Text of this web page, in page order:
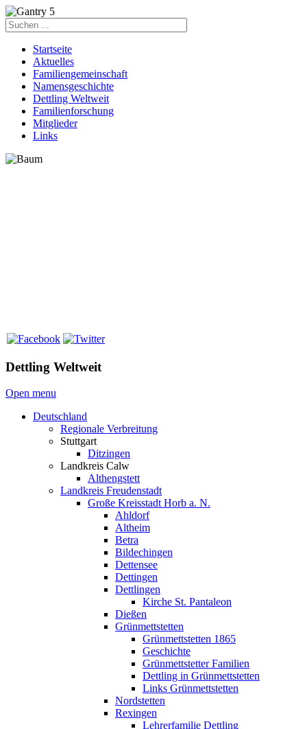
Startseite
Aktuelles
Familiengemeinschaft
Namensgeschichte
Dettling Weltweit
Familienforschung
Mitglieder
Links
Dettling Weltweit
Open menu
Deutschland
Regionale Verbreitung
Stuttgart
Ditzingen
Landkreis Calw
Althengstett
Landkreis Freudenstadt
Große Kreisstadt Horb a. N.
Ahldorf
Altheim
Betra
Bildechingen
Dettensee
Dettingen
Dettlingen
Kirche St. Pantaleon
Dießen
Grünmettstetten
Grünmettstetten 1865
Geschichte
Grünmettstetter Familien
Dettling in Grünmettstetten
Links Grünmettstetten
Nordstetten
Rexingen
Lehrerfamilie Dettling